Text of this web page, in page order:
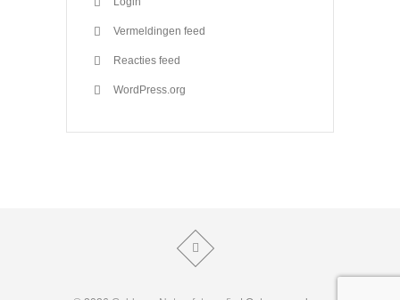
Vermeldingen feed
Reacties feed
WordPress.org